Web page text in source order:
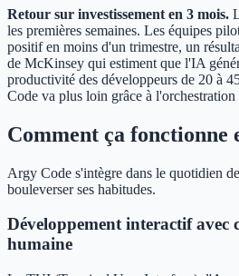
Retour sur investissement en 3 mois.
les premières semaines. Les équipes
positif en moins d'un trimestre, un
de McKinsey qui estiment que l'IA
productivité des développeurs de 20 à
Code va plus loin grâce à l'orchestration
Comment ça fonctionne
Argy Code s'intègre dans le quotidien
bouleverser ses habitudes.
Développement interactif avec
humaine